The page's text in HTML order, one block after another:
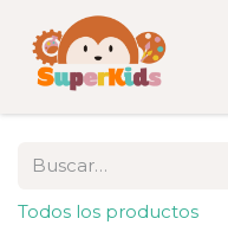
Todos los productos